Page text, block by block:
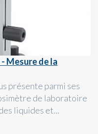
Mesure de la
présente parmi ses
de laboratoire
liquides et...